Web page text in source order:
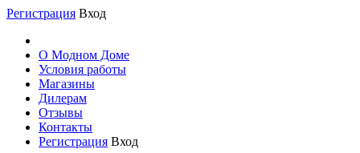
Регистрация Вход
О Модном Доме
Условия работы
Магазины
Дилерам
Отзывы
Контакты
Регистрация Вход